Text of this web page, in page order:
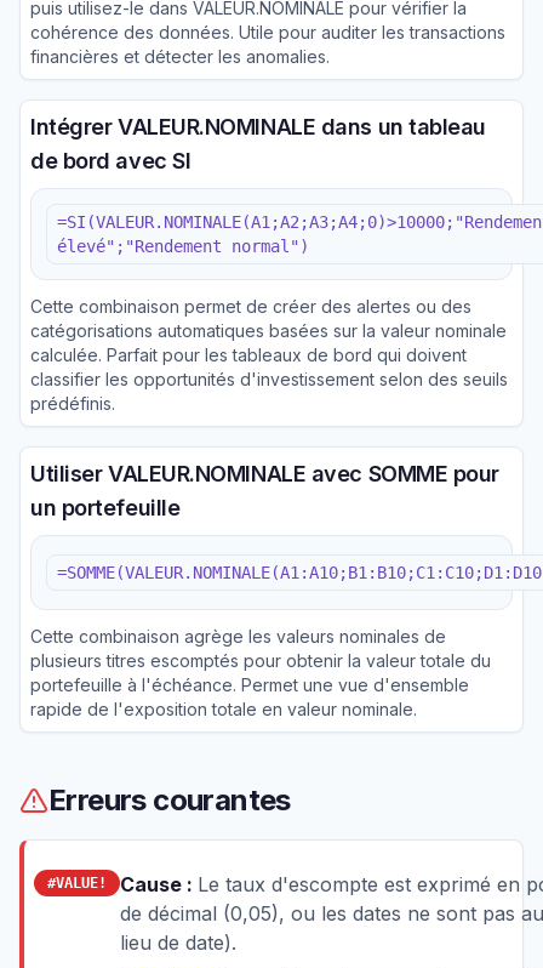
puis utilisez-le dans VALEUR.NOMINALE pour vérifier la
cohérence des données. Utile pour auditer les transactions
financières et détecter les anomalies.
Intégrer VALEUR.NOMINALE dans un tableau
de bord avec SI
élevé";"Rendement normal")
Cette combinaison permet de créer des alertes ou des
catégorisations automatiques basées sur la valeur nominale
calculée. Parfait pour les tableaux de bord qui doivent
classifier les opportunités d'investissement selon des seuils
prédéfinis.
Utiliser VALEUR.NOMINALE avec SOMME pour
un portefeuille
Cette combinaison agrège les valeurs nominales de
plusieurs titres escomptés pour obtenir la valeur totale du
portefeuille à l'échéance. Permet une vue d'ensemble
rapide de l'exposition totale en valeur nominale.
Erreurs courantes
#VALUE! Cause : Le taux d'escompte est exprimé en
de décimal (0,05), ou les dates ne sont pas
lieu de date).